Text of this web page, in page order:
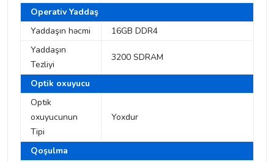
Operativ Yaddaş
Yaddaşın həcmi
16GB DDR4
Yaddaşın
Tezliyi
3200 SDRAM
Optik oxuyucu
Optik
oxuyucunun
Tipi
Yoxdur
Qoşulma